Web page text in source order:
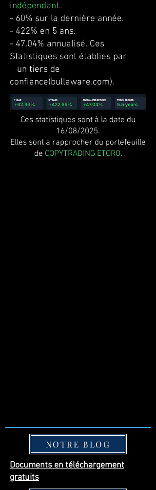
indépendant.
- 60% sur la dernière année.
- 422% en 5 ans.
- 47.04% annualisé. Ces
Statistiques sont établies par
un tiers de
confiance(bullaware.com).
Ces statistiques sont à la date du
16/08/2025.
Elles sont à rapprocher du portefeuille
de COPYTRADING ETORO.
NOTRE BLOG
Documents en téléchargement
gratuits